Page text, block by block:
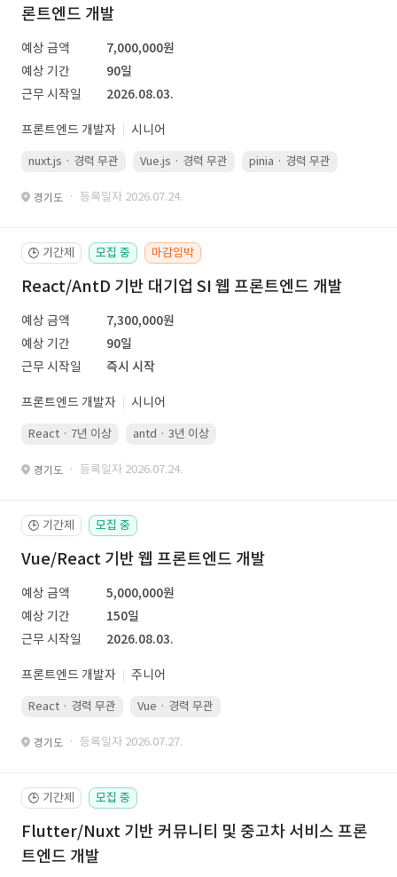
론트엔드 개발
예상 금액
7,000,000원
예상 기간
90일
근무 시작일
2026.08.03.
프론트엔드 개발자 시니어
nuxt.js · 경력 무관 Vue.js · 경력 무관 pinia · 경력 무관
경기도 · 등록일자 2026.07.24.
🕒 기간제 모집 중 마감임박
React/AntD 기반 대기업 SI 웹 프론트엔드 개발
예상 금액
7,300,000원
예상 기간
90일
근무 시작일
즉시 시작
프론트엔드 개발자 시니어
React · 7년 이상 antd · 3년 이상
경기도 · 등록일자 2026.07.24.
🕒 기간제 모집 중
Vue/React 기반 웹 프론트엔드 개발
예상 금액
5,000,000원
예상 기간
150일
근무 시작일
2026.08.03.
프론트엔드 개발자 주니어
React · 경력 무관 Vue · 경력 무관
경기도 · 등록일자 2026.07.27.
🕒 기간제 모집 중
Flutter/Nuxt 기반 커뮤니티 및 중고차 서비스 프론
트엔드 개발